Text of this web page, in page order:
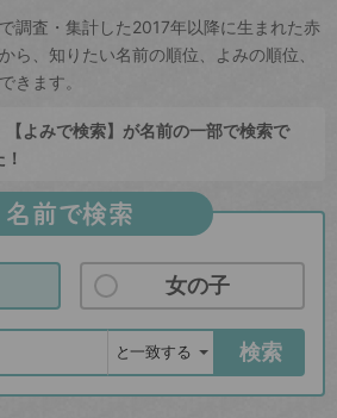
調査・集計した2017年以降に生まれた赤
ら、知りたい名前の順位、よみの順位、
きます。
【よみで検索】が名前の一部で検索で
名前で検索
女の子
検索